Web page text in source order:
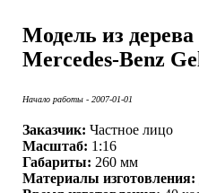
Модель из
Mercedes-Benz
Начало работы - 2007-01-01
Заказчик: Частное лицо
Масштаб: 1:16
Габариты: 260 мм
Материалы изготовления: